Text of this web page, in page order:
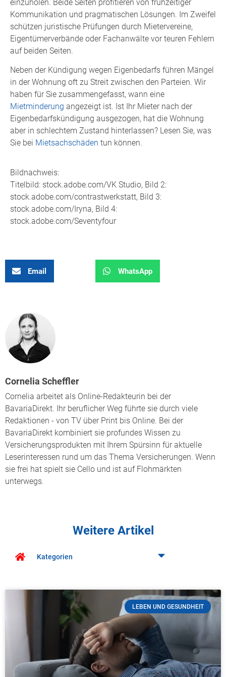
einzuholen. Beide Seiten profitieren von frühzeitiger
Kommunikation und pragmatischen Lösungen. Im Zweifel
schützen juristische Prüfungen durch Mietervereine,
Eigentümerverbände oder Fachanwälte vor teuren Fehlern
auf beiden Seiten.
Neben der Kündigung wegen Eigenbedarfs führen Mängel
in der Wohnung oft zu Streit zwischen den Parteien. Wir
haben für Sie zusammengefasst, wann eine
Mietminderung angezeigt ist. Ist Ihr Mieter nach der
Eigenbedarfskündigung ausgezogen, hat die Wohnung
aber in schlechtem Zustand hinterlassen? Lesen Sie, was
Sie bei Mietsachschäden tun können.
Bildnachweis:
Titelbild: stock.adobe.com/VK Studio, Bild 2:
stock.adobe.com/contrastwerkstatt, Bild 3:
stock.adobe.com/Iryna, Bild 4:
stock.adobe.com/Seventyfour
Email WhatsApp
Cornelia Scheffler
Cornelia arbeitet als Online-Redakteurin bei der
BavariaDirekt. Ihr beruflicher Weg führte sie durch viele
Redaktionen - von TV über Print bis Online. Bei der
BavariaDirekt kombiniert sie profundes Wissen zu
Versicherungsprodukten mit Ihrem Spürsinn für aktuelle
Leserinteressen rund um das Thema Versicherungen. Wenn
sie frei hat spielt sie Cello und ist auf Flohmärkten
unterwegs.
Weitere Artikel
Kategorien
LEBEN UND GESUNDHEIT